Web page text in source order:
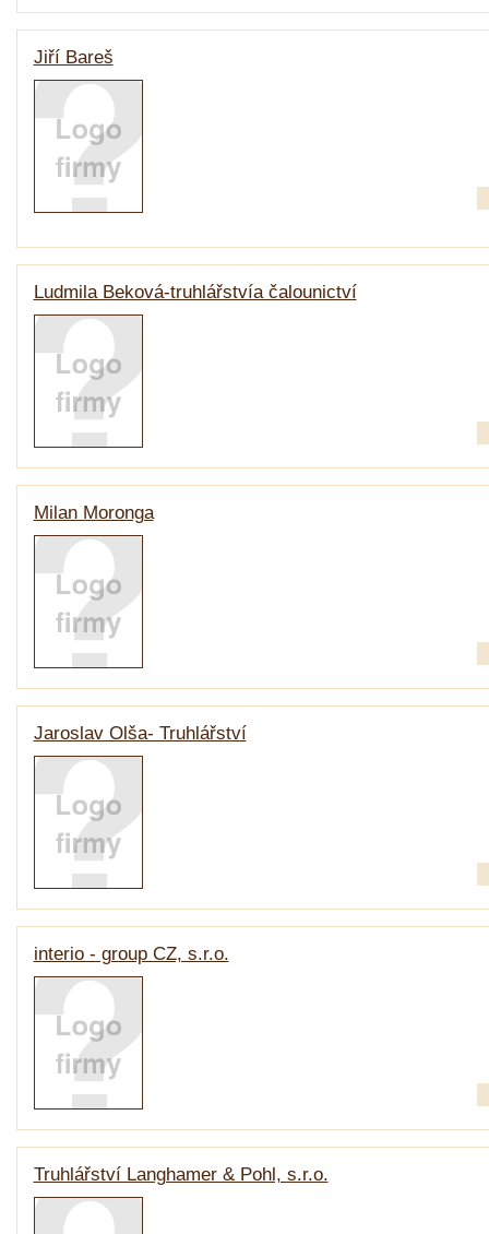
Jiří Bareš
Ludmila Beková-truhlářstvía čalounictví
Milan Moronga
Jaroslav Olša- Truhlářství
interio - group CZ, s.r.o.
Truhlářství Langhamer & Pohl, s.r.o.